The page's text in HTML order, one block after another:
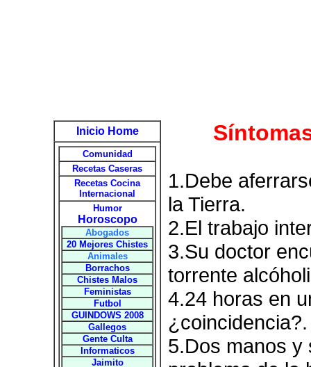
Inicio Home
Comunidad
Recetas Caseras
Recetas Cocina
Internacional
Humor
Horoscopo
Abogados
20 Mejores Chistes
Animales
Borrachos
Chistes Malos
Feministas
Futbol
GUINDOWS 2008
Gallegos
Gente Culta
Informaticos
Jaimito
1.Debe
la Tierra.
2.El trabajo
3.Su doctor
torrente
4.24 horas en
¿coincidencia?.
5.Dos manos y